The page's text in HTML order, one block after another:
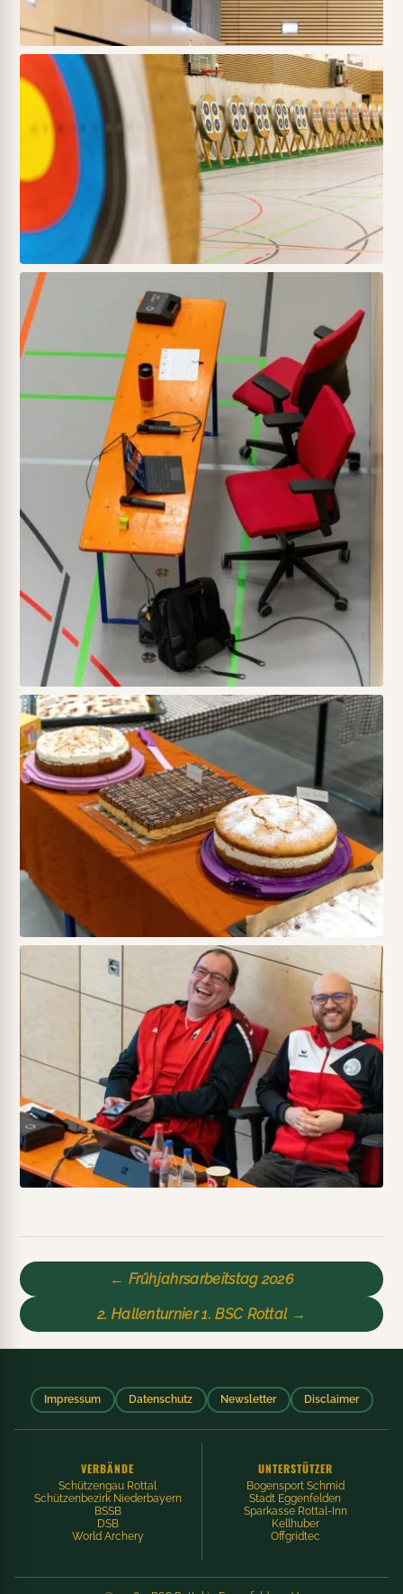
← Frühjahrsarbeitstag 2026
2. Hallenturnier 1. BSC Rottal →
Impressum Datenschutz Newsletter Disclaimer
VERBÄNDE
Schützengau Rottal
Schützenbezirk Niederbayern
BSSB
DSB
World Archery
UNTERSTÜTZER
Bogensport Schmid
Stadt Eggenfelden
Sparkasse Rottal-Inn
Kellhuber
Offgridtec